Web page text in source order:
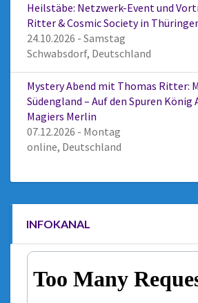
Heilstäbe: Netzwerk-Event und
Ritter & Cosmic Society in
24.10.2026 - Samstag
Schwabsdorf, Deutschland
Mystery Abend mit Thomas Ritter:
Südengland – Auf den Spuren König
Magiers Merlin
07.12.2026 - Montag
online, Deutschland
INFOKANAL